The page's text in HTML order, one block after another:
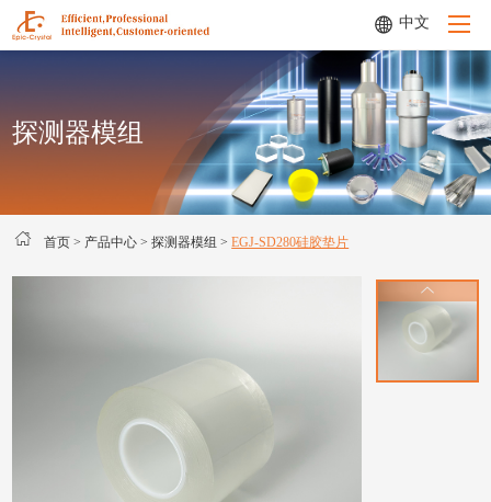
首页
关于我们
应用领域
中文
探测器模组
首页 > 产品中心 >探测器模组 >EGJ-SD280硅胶垫片